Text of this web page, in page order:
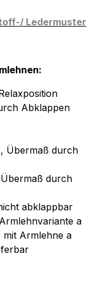
Ledermuster
Abklappen
Übermaß durch
durch
abklappbar
a
mit Armlehne a